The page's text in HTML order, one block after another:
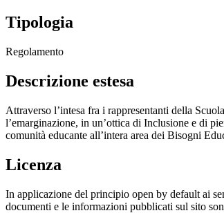
Tipologia
Regolamento
Descrizione estesa
Attraverso l’intesa fra i rappresentanti della
l’emarginazione, in un’ottica di Inclusione e di
comunità educante all’intera area dei Bisogni
Licenza
In applicazione del principio open by default ai
documenti e le informazioni pubblicati sul sito